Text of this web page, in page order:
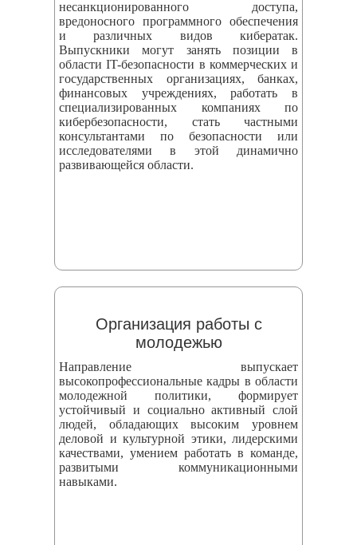
несанкционированного доступа,
вредоносного программного обеспечения
и различных видов кибератак.
Выпускники могут занять позиции в
области IT-безопасности в коммерческих и
государственных организациях, банках,
финансовых учреждениях, работать в
специализированных компаниях по
кибербезопасности, стать частными
консультантами по безопасности или
исследователями в этой динамично
развивающейся области.
Организация работы с
молодежью
Направление выпускает
высокопрофессиональные кадры в области
молодежной политики, формирует
устойчивый и социально активный слой
людей, обладающих высоким уровнем
деловой и культурной этики, лидерскими
качествами, умением работать в команде,
развитыми коммуникационными
навыками.